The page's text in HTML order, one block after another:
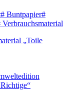
# Buntpapier#
Verbrauchsmaterial